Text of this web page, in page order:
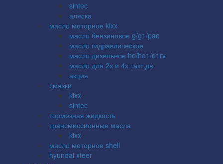
sintec
аляска
масло моторное kixx
масло бензиновое g/g1/pao
масло гидравлическое
масло дизельное hd/hd1/d1rv
масло для 2х и 4х такт.дв
акция
смазки
kixx
sintec
тормозная жидкость
трансмиссионные масла
kixx
масло моторное shell
hyundai xteer